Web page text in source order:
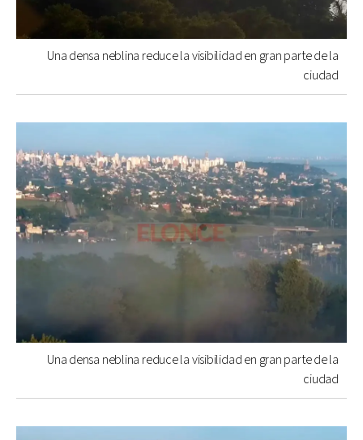
Una densa neblina reduce la visibilidad en gran parte de la
ciudad
Una densa neblina reduce la visibilidad en gran parte de la
ciudad